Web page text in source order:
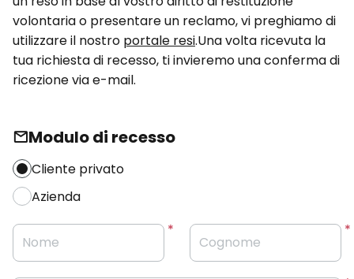
volontaria o presentare un reclamo, vi preghiamo di
utilizzare il nostro portale resi.Una volta ricevuta la
tua richiesta di recesso, ti invieremo una conferma di
ricezione via e-mail.
Modulo di recesso
Cliente privato
Azienda
Nome Cognome